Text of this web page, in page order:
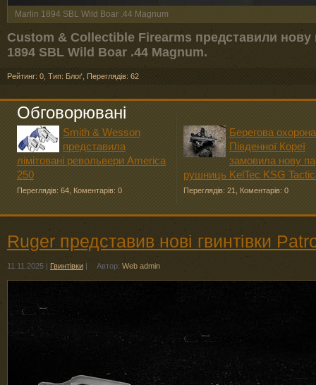
Marlin 1894 SBL Wild Boar .44 Magnum
Custom & Collectible Firearms представили нову
1894 SBL Wild Boar .44 Magnum.
Рейтинг: 0 Тип: Блоґ Переглядів: 62
Обговорювані
Smith & Wesson
представила
лімітовані револьвери America
250
Переглядів: 64 Коментарів: 0
Берегова охорона
Південної Кореї
замовила нову
рушниць KelTec KSG
Переглядів: 21 Коментарів: 0
Ruger представив нові гвинтівки
11.11.2025 | Гвинтівки | Автор: Web admin